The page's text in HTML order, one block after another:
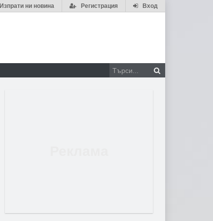
Вход
Регистрация
Изпрати ни новина